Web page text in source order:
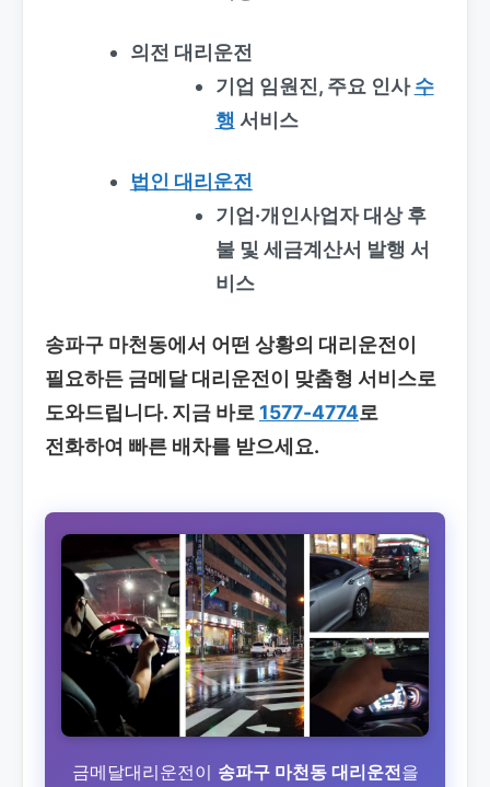
의전 대리운전
기업 임원진, 주요 인사수
행 서비스
법인 대리운전
기업·개인사업자 대상 후
불 및 세금계산서 발행 서
비스
송파구 마천동에서 어떤 상황의 대리운전이
필요하든 금메달 대리운전이 맞춤형 서비스로
도와드립니다. 지금 바로 1577-4774로
전화하여 빠른 배차를 받으세요.
금메달대리운전이 송파구 마천동 대리운전을